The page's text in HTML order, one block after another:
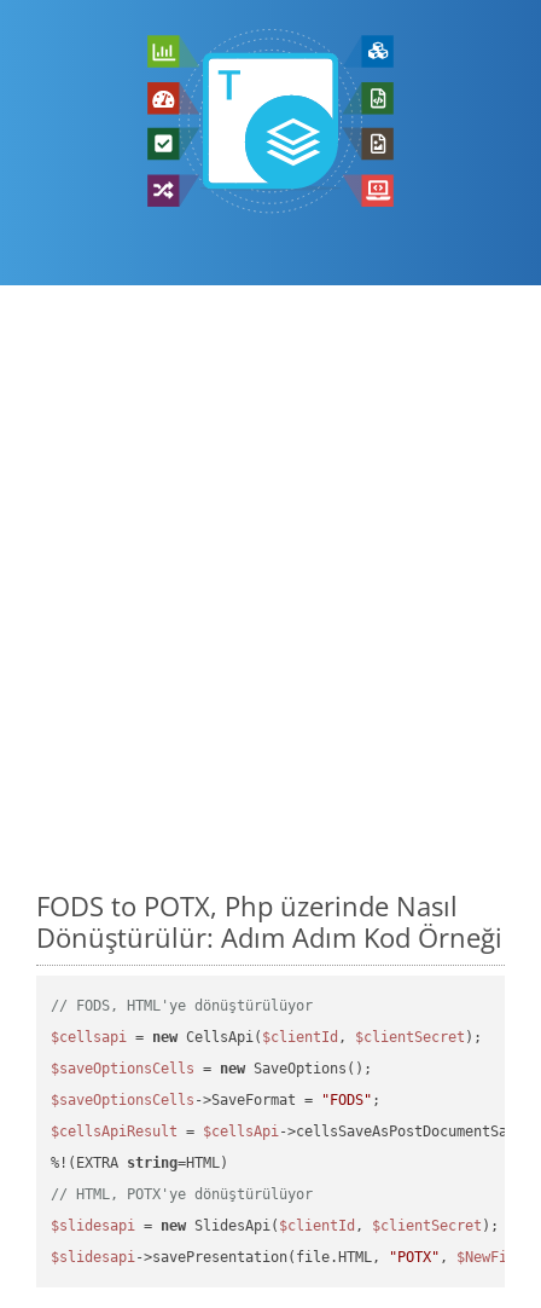
FODS to POTX, Php üzerinde Nasıl
Dönüştürülür: Adım Adım Kod Örneği
// FODS, HTML'ye dönüştürülüyor
$cellsapi = new CellsApi( $clientId , $clientSecret
$saveOptionsCells = new
$saveOptionsCells ->SaveFormat = "FODS"
$cellsApiResult = $cellsApi-
%!(EXTRA string
// HTML, POTX'ye dönüştürülüyor
$slidesapi = new SlidesApi( $clientId , $clientSecret
$slidesapi->savePresentation(file.HTML, "POTX" , $NewFile